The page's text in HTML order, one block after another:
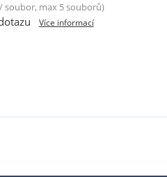
/ soubor, max 5 souborů)
Více informací